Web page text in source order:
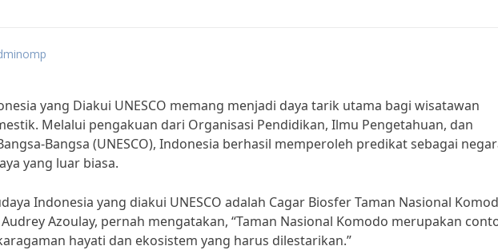
yang Diakui UNESCO memang menjadi daya tarik utama bagi wisatawan
Melalui pengakuan dari Organisasi Pendidikan, Ilmu Pengetahuan, dan
Bangsa (UNESCO), Indonesia berhasil memperoleh predikat sebagai
yang luar biasa.
Indonesia yang diakui UNESCO adalah Cagar Biosfer Taman Nasional
Audrey Azoulay, pernah mengatakan, “Taman Nasional Komodo merupakan
hayati dan ekosistem yang harus dilestarikan.”